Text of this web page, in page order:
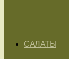
САЛАТЫ